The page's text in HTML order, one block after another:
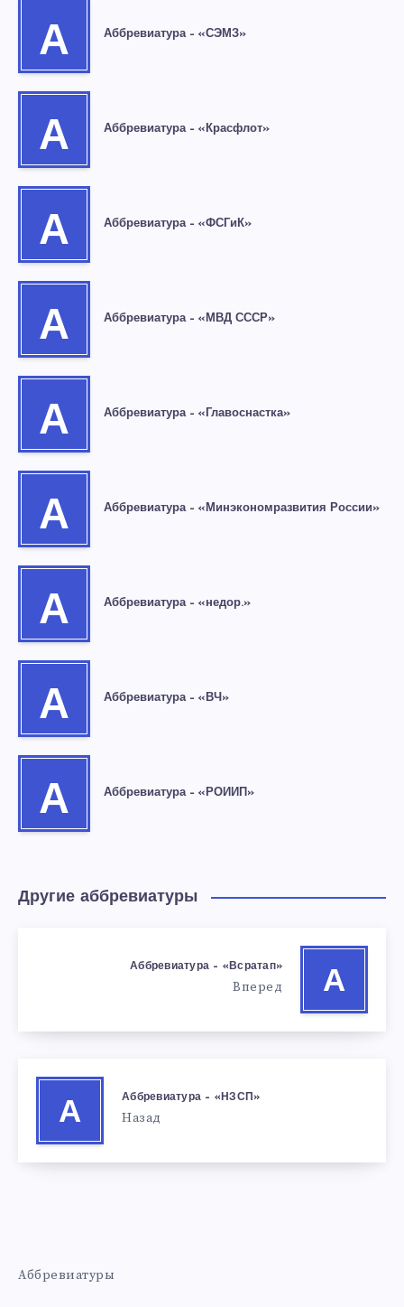
А Аббревиатура – «СЭМЗ»
А Аббревиатура – «Красфлот»
А Аббревиатура – «ФСГиК»
А Аббревиатура – «МВД СССР»
А Аббревиатура – «Главоснастка»
А Аббревиатура – «Минэкономразвития России»
А Аббревиатура – «недор.»
А Аббревиатура – «ВЧ»
А Аббревиатура – «РОИИП»
Другие аббревиатуры
А
Аббревиатура – «Всратап»
Вперед
А
Аббревиатура – «НЗСП»
Назад
Аббревиатуры